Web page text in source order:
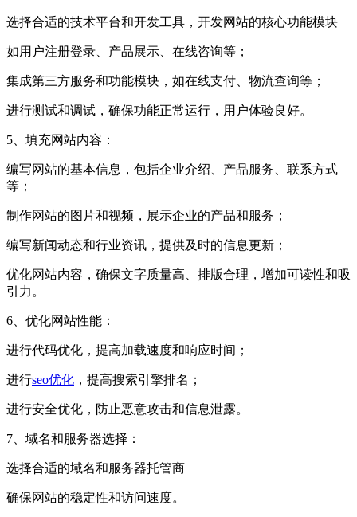
选择合适的技术平台和开发工具，开发网站的核心功能模块
如用户注册登录、产品展示、在线咨询等；
集成第三方服务和功能模块，如在线支付、物流查询等；
进行测试和调试，确保功能正常运行，用户体验良好。
5、填充网站内容：
编写网站的基本信息，包括企业介绍、产品服务、联系方式
等；
制作网站的图片和视频，展示企业的产品和服务；
编写新闻动态和行业资讯，提供及时的信息更新；
优化网站内容，确保文字质量高、排版合理，增加可读性和吸
引力。
6、优化网站性能：
进行代码优化，提高加载速度和响应时间；
进行seo优化 ，提高搜索引擎排名；
进行安全优化，防止恶意攻击和信息泄露。
7、域名和服务器选择：
选择合适的域名和服务器托管商
确保网站的稳定性和访问速度。